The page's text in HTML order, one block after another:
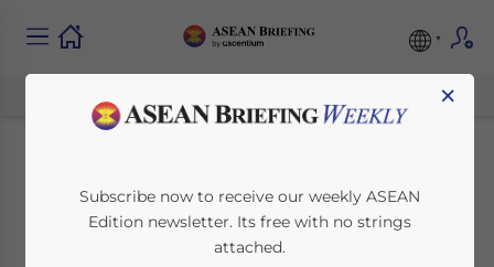
Indonesiens
Wirtschaft in 2023
×
Subscribe now to receive our weekly ASEAN
Edition newsletter. Its free with no strings
attached.